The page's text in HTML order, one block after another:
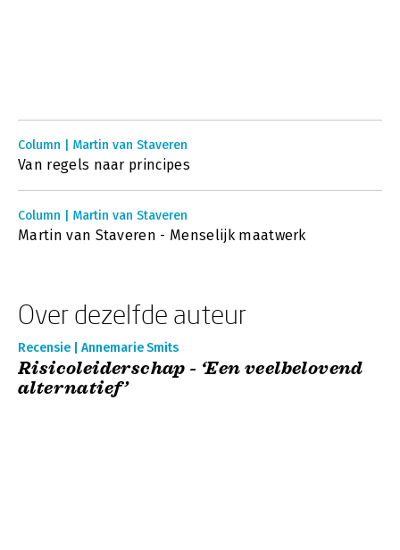
Column | Martin van Staveren
Van regels naar principes
Column | Martin van Staveren
Martin van Staveren - Menselijk maatwerk
Over dezelfde auteur
Recensie | Annemarie Smits
Risicoleiderschap - ‘Een veelbelovend
alternatief’